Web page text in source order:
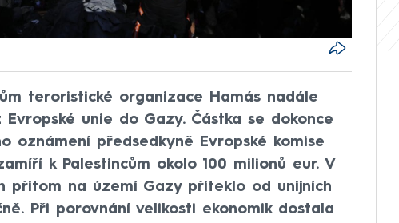
teroristické organizace Hamás nadále
unie do Gazy. Částka se dokonce
oznámení předsedkyně Evropské komise
k Palestincům okolo 100 milionů eur. V
přitom na území Gazy přiteklo od unijních
Při porovnání velikosti ekonomik dostala